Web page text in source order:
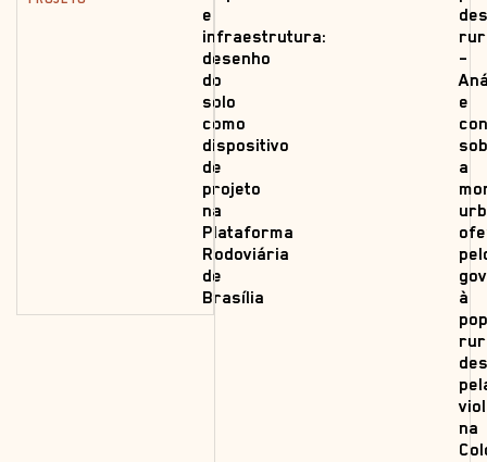
e
infraestrutura:
desenho
do
solo
como
dispositivo
de
projeto
na
Plataforma
Rodoviária
de
Brasília
–
e
a
à
na